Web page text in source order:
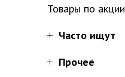
Товары по акции
Часто ищут
Прочее